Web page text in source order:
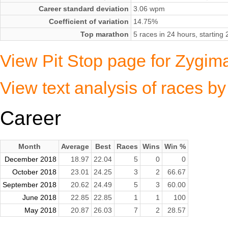
Career standard deviation
3.06 wpm
Coefficient of variation
14.75%
Top marathon
5 races in 24 hours, starting
View Pit Stop page for
View text analysis of races
Career
Month Average Best Races Wins
Win %
December 2018
18.97 22.04 5 0
0
October 2018
23.01 24.25 3 2
66.67
September 2018
20.62 24.49 5 3
60.00
June 2018
22.85 22.85 1 1
100
May 2018
20.87 26.03 7 2 28.57